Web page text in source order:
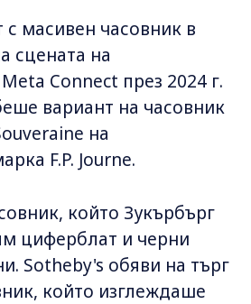
с масивен часовник в
сцената на
Connect през 2024 г.
вариант на часовник
на
F.P. Journe.
който Зукърбърг
циферблат и черни
Sotheby's обяви на търг
който изглеждаше